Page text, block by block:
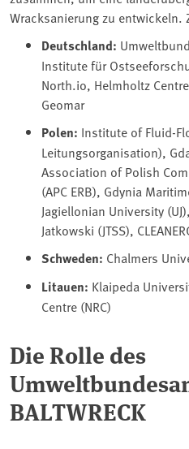
Wracksanierung zu entwickeln.
Deutschland:
Institute für
North.io, Helmholtz
Geomar
Polen: Institute of Fluid-
Leitungsorganisation),
Association of Polish
(APC ERB), Gdynia
Jagiellonian University
Jatkowski (JTSS),
Schweden: Chalmers
Litauen: Klaipeda
Centre (NRC)
Die Rolle des
BALTWRECK